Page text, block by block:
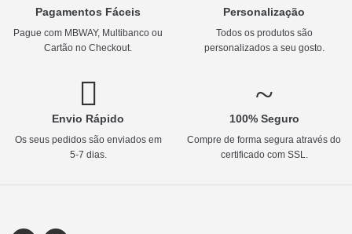
Pagamentos Fáceis
Pague com MBWAY, Multibanco ou
Cartão no Checkout.
Personalização
Todos os produtos são
personalizados a seu gosto.
Envio Rápido
Os seus pedidos são enviados em
5-7 dias.
100% Seguro
Compre de forma segura através do
certificado com SSL.